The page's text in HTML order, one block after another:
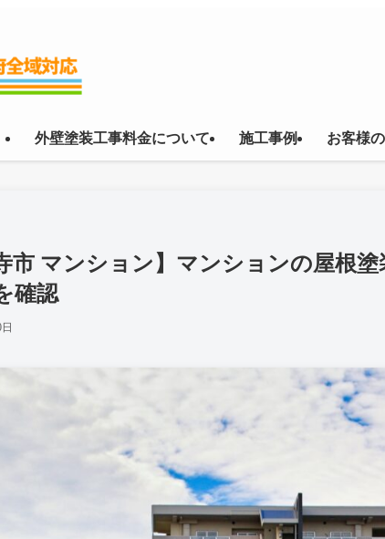
外壁塗装工事料金について 施工事例 お客様
市 マンション】マンションの屋根
確認